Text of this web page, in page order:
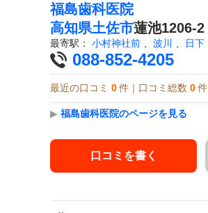
福島歯科医院
高知県土佐市蓮池1206-2
最寄駅： 小村神社前 波川 日下
088-852-4205
最近の口コミ 0 件｜口コミ総数 0 件
▶ 福島歯科医院のページを見る
口コミを書く